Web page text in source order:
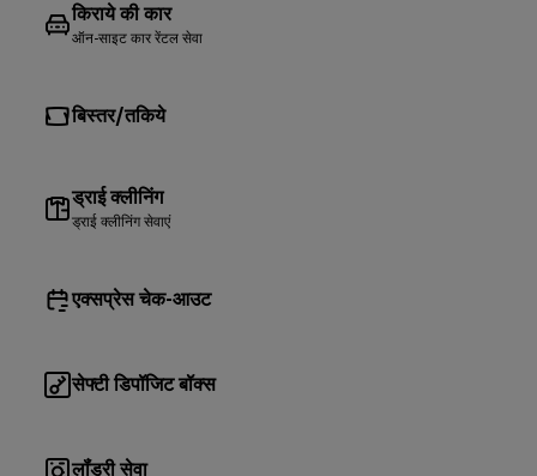
किराये की कार
ऑन-साइट कार रेंटल सेवा
बिस्तर/तकिये
ड्राई क्लीनिंग
ड्राई क्लीनिंग सेवाएं
एक्सप्रेस चेक-आउट
सेफ्टी डिपॉजिट बॉक्स